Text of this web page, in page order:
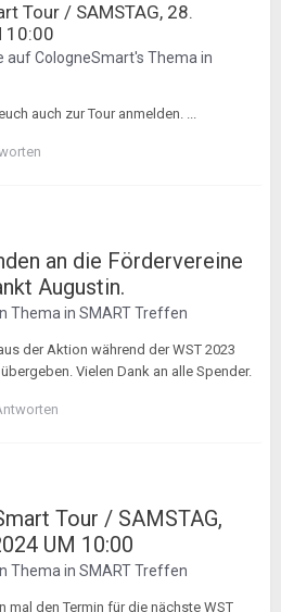
Tour / SAMSTAG, 28.
10:00
aufCologneSmart's Thema in
auch zur Tour anmelden. ...
an die Fördervereine
Augustin.
Thema in SMART Treffen
der Aktion während der WST 2023
Vielen Dank an alle Spender.
Tour / SAMSTAG,
UM 10:00
Thema in SMART Treffen
mal den Termin für die nächste WST